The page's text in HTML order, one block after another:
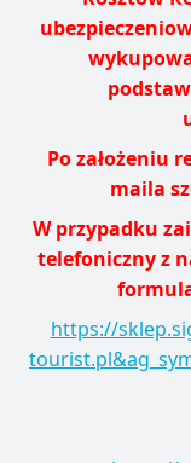
Po założeniu
maila
W przypadku
telefoniczny z
https://